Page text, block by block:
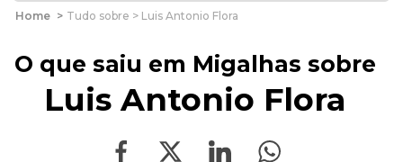
Home > Tudo sobre > Luis Antonio Flora
O que saiu em Migalhas sobre
Luis Antonio Flora